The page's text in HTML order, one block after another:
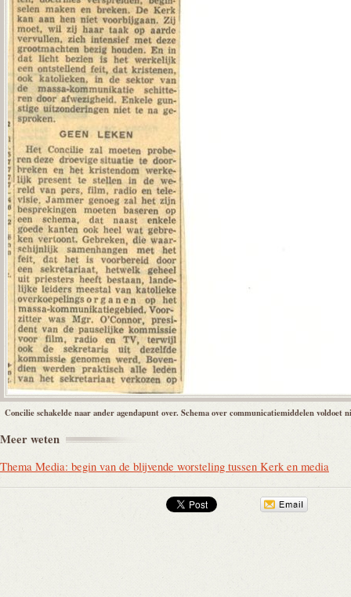
Concilie schakelde naar ander agendapunt over. Schema over communicatiemiddelen voldoet
Meerweten
Thema Media: begin van de blijvende worsteling tussen Kerk en media